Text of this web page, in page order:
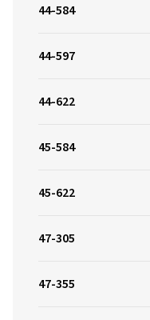
44-584
44-597
44-622
45-584
45-622
47-305
47-355